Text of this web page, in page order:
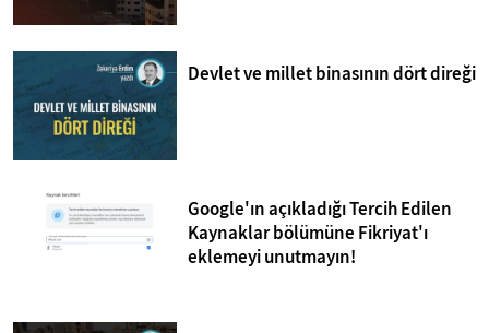
Devlet ve millet binasının dört direği
Google'ın açıkladığı Tercih Edilen
Kaynaklar bölümüne Fikriyat'ı
eklemeyi unutmayın!